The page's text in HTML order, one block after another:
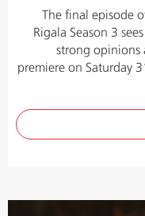
The final episode
Rigala Season 3
strong opinions
premiere on Saturday